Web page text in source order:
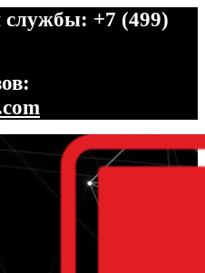
службы: +7 (499)